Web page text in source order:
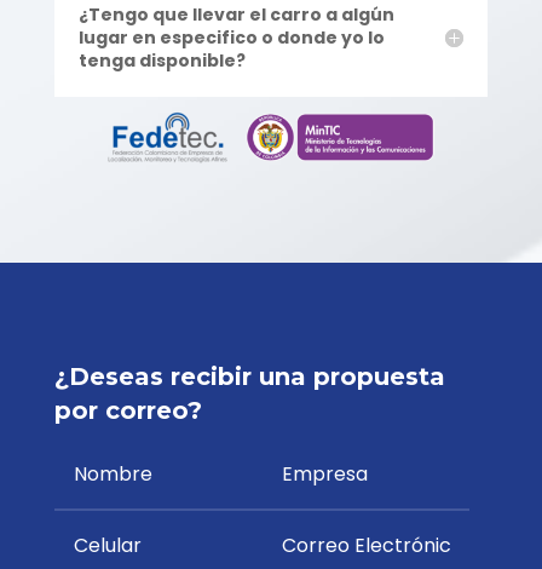
¿Tengo que llevar el carro a algún
lugar en especifico o donde yo lo
tenga disponible?
¿Deseas recibir una propuesta
por correo?